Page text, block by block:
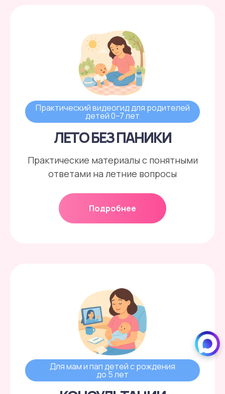
Практический видеогид для родителей
детей 0–7 лет
ЛЕТО БЕЗ ПАНИКИ
Практические материалы с понятными
ответами на летние вопросы
Подробнее
Для мам и пап детей с рождения
до 5 лет